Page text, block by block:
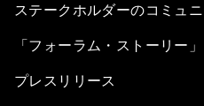
ステークホルダーのコミュ
「フォーラム・ストーリー」
プレスリリース